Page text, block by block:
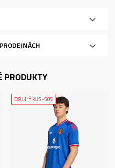
PRODUKTY
DRUHÝ KUS -50%